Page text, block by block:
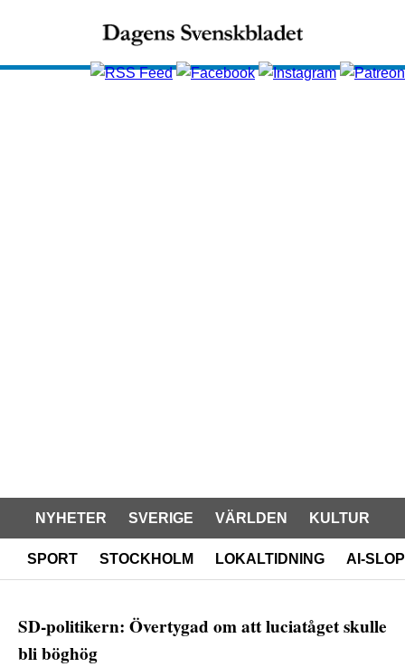
NYHETER SVERIGE VÄRLDEN KULTUR
SPORT STOCKHOLM LOKALTIDNING AI-SLOP
SD-politikern: Övertygad om att luciatåget skulle
bli böghög